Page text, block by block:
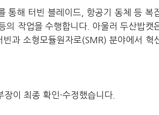
통해 터빈 블레이드, 항공기 동체 등 복
의 작업을 수행합니다. 아울러 두산밥캣
과 소형모듈원자로(SMR) 분야에서 혁
이 최종 확인·수정했습니다.